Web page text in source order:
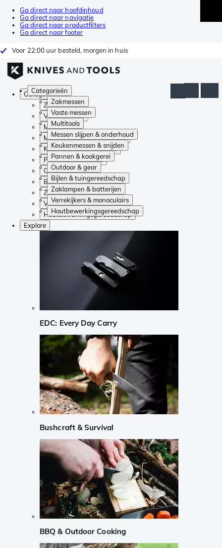
Ga direct naar hoofdinhoud
Ga direct naar navigatie
Ga direct naar productfilters
Ga direct naar footer
Voor 22:00 uur besteld, morgen in huis
Categorieën
Zakmessen
Vaste messen
Multitools
Messen slijpen & onderhoud
Keukenmessen & snijden
Pannen & kookgerei
Outdoor & gear
Bijlen & tuingereedschap
Zaklampen & batterijen
Verrekijkers & monoculairs
Houtbewerkingsgereedschap
Categorieën
Zakmessen
Vaste messen
Multitools
Messen slijpen & onderhoud
Keukenmessen & snijden
Pannen & kookgerei
Outdoor & gear
Bijlen & tuingereedschap
Zaklampen & batterijen
Verrekijkers & monoculairs
Houtbewerkingsgereedschap
Explore
EDC: Every Day Carry
Bushcraft & Survival
BBQ & Outdoor Cooking